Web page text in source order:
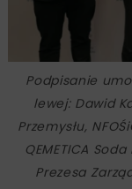
Podpisanie
lewej: Dawid
Przemysłu,
QEMETICA
Prezesa